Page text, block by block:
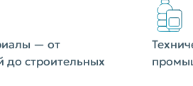
— от
до строительных